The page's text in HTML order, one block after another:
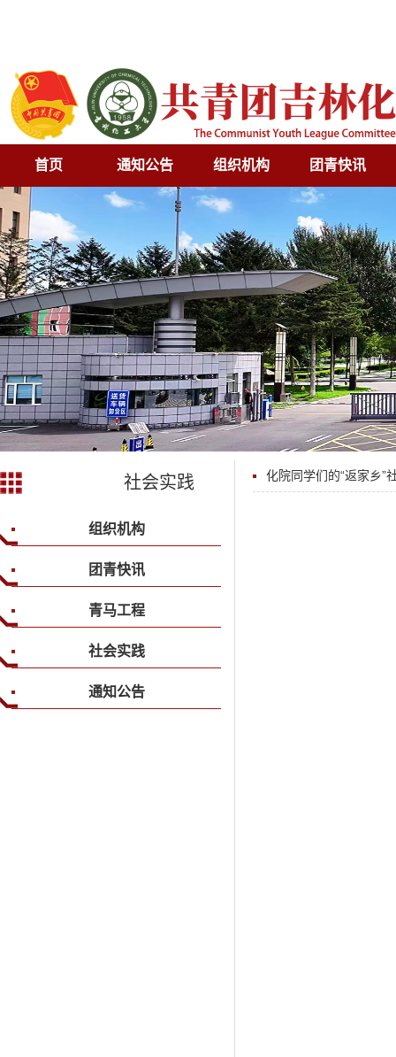
首页 通知公告 组织机构 团青快讯
社会实践
组织机构
团青快讯
青马工程
社会实践
通知公告
化院同学们的“返家乡”